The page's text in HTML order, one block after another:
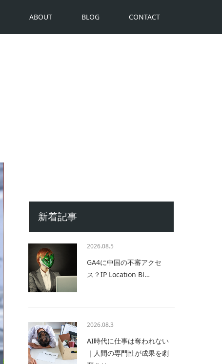
ABOUT BLOG CONTACT
新着記事
2026.08.5
GA4に中国の不審アクセ
ス？IP Location Bl…
2026.08.3
AI時代に仕事は奪われない
｜人間の専門性が成果を劇